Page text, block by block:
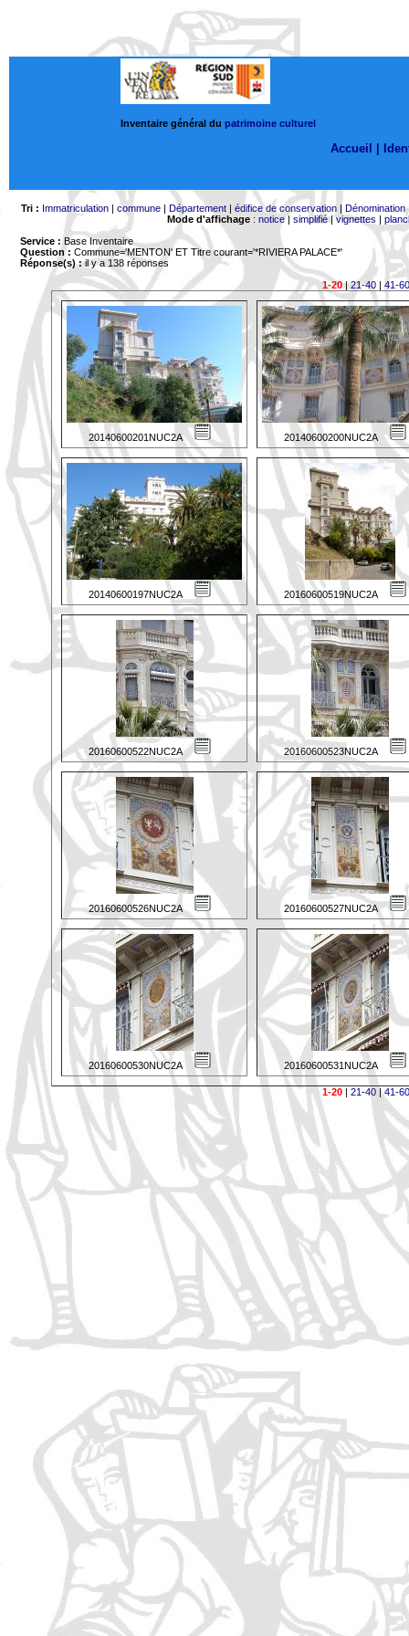
Inventaire général du patrimoine culturel
Accueil |
Tri : Immatriculation| commune| Département| édifice de conservation| Dénomination
Mode d'affichage: notice| simplifié|vignettes |
Service : Base Inventaire
Question : Commune='MENTON' ET Titre courant='*RIVIERA PALACE*'
Réponse(s) :il y a 138 réponses
1-20|21-40 | 41-60
20140600201NUC2A 20140600200NUC2A
20140600197NUC2A 20160600519NUC2A
20160600522NUC2A 20160600523NUC2A
20160600526NUC2A 20160600527NUC2A
20160600530NUC2A 20160600531NUC2A
1-20 | 21-40 |41-60